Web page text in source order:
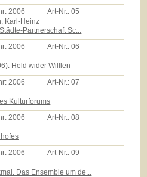
2006 Art-Nr.:05
Karl-Heinz
Partnerschaft Sc...
2006 Art-Nr.:06
Held wider Willlen
2006 Art-Nr.:07
Kulturforums
2006 Art-Nr.:08
2006 Art-Nr.:09
Das Ensemble um de...